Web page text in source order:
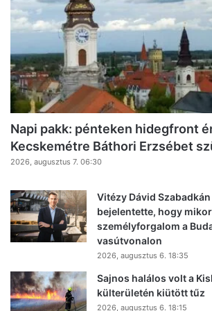
Napi pakk: pénteken hidegfront
Kecskemétre Báthori Erzsébet
2026, augusztus 7. 06:30
Vitézy Dávid
bejelentette, hogy
személyforgalom a
vasútvonalon
2026, augusztus 6. 18:35
Sajnos halálos volt a
külterületén kiütött tűz
2026, augusztus 6. 18:15